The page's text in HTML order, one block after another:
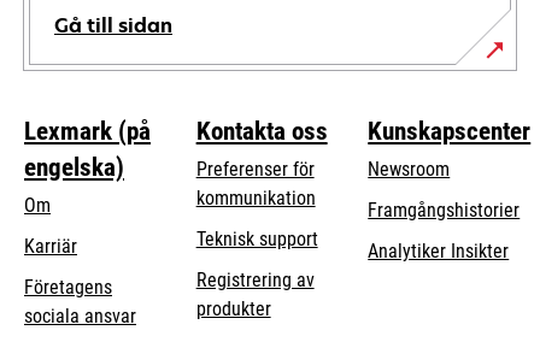
Gå till sidan
Lexmark (på
engelska)
Om
Karriär
Företagens
sociala ansvaropens
Kontakta oss
Preferenser för
kommunikation
Teknisk supportopens
Registrering av
produkter
Kunskapscenter
Newsroom
Framgångshistorier
Analytiker Insikter